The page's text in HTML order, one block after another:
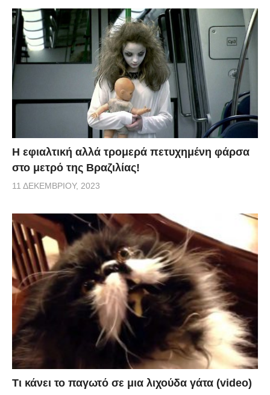
H εφιαλτική αλλά τρομερά πετυχημένη φάρσα
στο μετρό της Βραζιλίας!
11 ΔΕΚΕΜΒΡΊΟΥ, 2023
Τι κάνει το παγωτό σε μια λιχούδα γάτα (video)